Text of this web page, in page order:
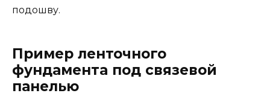
подошву.
Пример ленточного
фундамента под связевой
панелью